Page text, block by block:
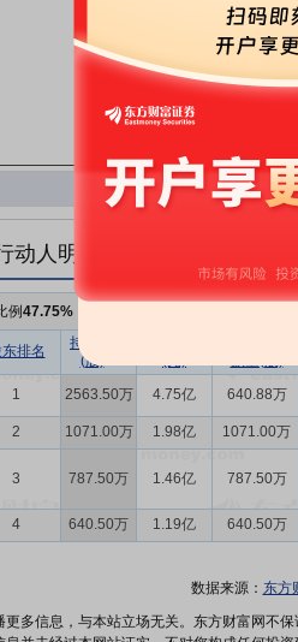
动人明细
例47.75%
东排名
持股数量
(股)
1 2563.50万 4.75亿 640.88万
2 1071.00万 1.98亿 1071.00万
3 787.50万 1.46亿 787.50万
4 640.50万 1.19亿 640.50万
数据来源： 东方
多信息，与本站立场无关。东方财富网不